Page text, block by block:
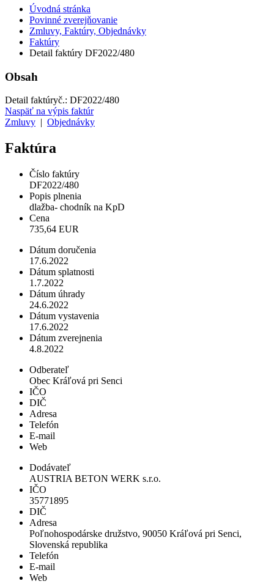
Úvodná stránka
Povinné zverejňovanie
Zmluvy, Faktúry, Objednávky
Faktúry
Detail faktúry DF2022/480
Obsah
Detail faktúryč.: DF2022/480
Naspäť na výpis faktúr
Zmluvy
Objednávky
Faktúra
Číslo faktúry
DF2022/480
Popis plnenia
dlažba- chodník na KpD
Cena
735,64 EUR
Dátum doručenia
17.6.2022
Dátum splatnosti
1.7.2022
Dátum úhrady
24.6.2022
Dátum vystavenia
17.6.2022
Dátum zverejnenia
4.8.2022
Odberateľ
Obec Kráľová pri Senci
IČO
DIČ
Adresa
Telefón
E-mail
Web
Dodávateľ
AUSTRIA BETON WERK s.r.o.
IČO
35771895
DIČ
Adresa
Poľnohospodárske družstvo, 90050 Kráľová pri Senci,
Slovenská republika
Telefón
E-mail
Web